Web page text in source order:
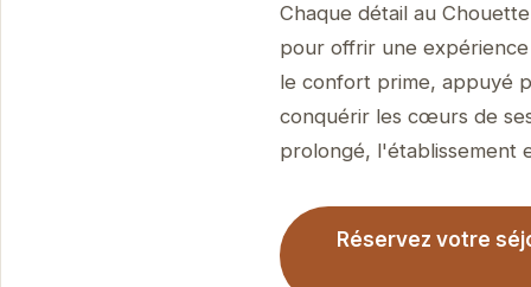
Chaque détail au
pour offrir une
le confort prime, appuyé
conquérir les cœurs de
prolongé, l'établissement
Réservez votre